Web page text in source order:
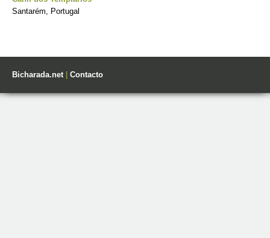
Santarém, Portugal
Bicharada.net| Contacto